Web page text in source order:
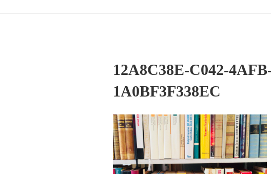
12A8C38E-C042-
1A0BF3F338EC